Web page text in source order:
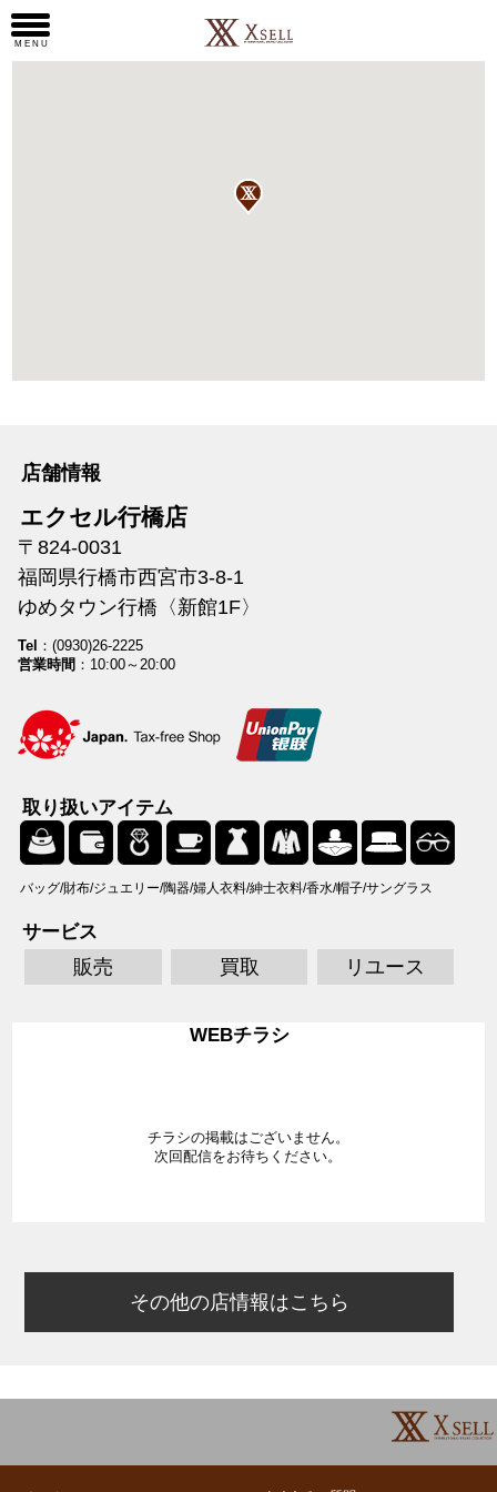
MENU
店舗アクセス
店舗情報
エクセル行橋店
〒824-0031
福岡県行橋市西宮市3-8-1
ゆめタウン行橋〈新館1F〉
Tel ：(0930)26-2225
営業時間 ：10:00～20:00
取り扱いアイテム
バッグ/財布/ジュエリー/陶器/婦人衣料/紳士衣料/香水/帽子/サングラス
サービス
販売 買取 リユース
WEBチラシ
チラシの掲載はございません。
次回配信をお待ちください。
その他の店情報はこちら